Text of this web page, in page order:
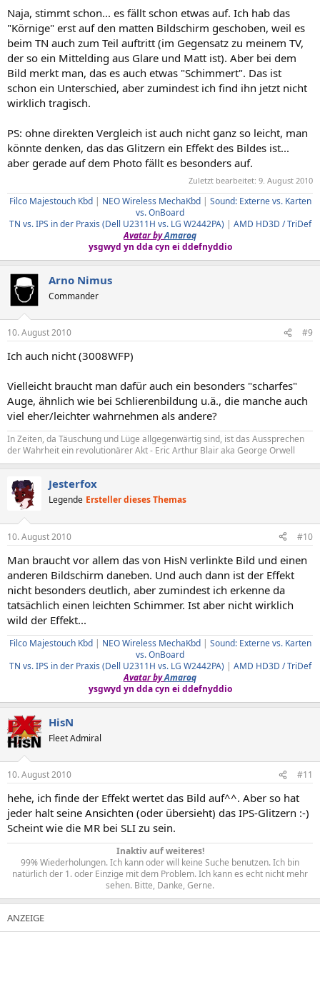
Naja, stimmt schon... es fällt schon etwas auf. Ich hab das
"Körnige" erst auf den matten Bildschirm geschoben, weil es
beim TN auch zum Teil auftritt (im Gegensatz zu meinem TV,
der so ein Mittelding aus Glare und Matt ist). Aber bei dem
Bild merkt man, das es auch etwas "Schimmert". Das ist
schon ein Unterschied, aber zumindest ich find ihn jetzt nicht
wirklich tragisch.
PS: ohne direkten Vergleich ist auch nicht ganz so leicht, man
könnte denken, das das Glitzern ein Effekt des Bildes ist...
aber gerade auf dem Photo fällt es besonders auf.
Zuletzt bearbeitet: 9. August 2010
Filco Majestouch Kbd| NEO Wireless MechaKbd| Sound: Externe vs. Karten
vs. OnBoard
TN vs. IPS in der Praxis (Dell U2311H vs. LG W2442PA) | AMD HD3D / TriDef
Avatar byAmaroq
ysgwyd yn dda cyn ei ddefnyddio
Arno Nimus
Commander
10. August 2010 #9
Ich auch nicht (3008WFP)
Vielleicht braucht man dafür auch ein besonders "scharfes"
Auge, ähnlich wie bei Schlierenbildung u.ä., die manche auch
viel eher/leichter wahrnehmen als andere?
In Zeiten, da Täuschung und Lüge allgegenwärtig sind, ist das Aussprechen
der Wahrheit ein revolutionärer Akt - Eric Arthur Blair aka George Orwell
Jesterfox
Legende Ersteller dieses Themas
10. August 2010 #10
Man braucht vor allem das von HisN verlinkte Bild und einen
anderen Bildschirm daneben. Und auch dann ist der Effekt
nicht besonders deutlich, aber zumindest ich erkenne da
tatsächlich einen leichten Schimmer. Ist aber nicht wirklich
wild der Effekt...
Filco Majestouch Kbd| NEO Wireless MechaKbd| Sound: Externe vs. Karten
vs. OnBoard
TN vs. IPS in der Praxis (Dell U2311H vs. LG W2442PA) | AMD HD3D / TriDef
Avatar byAmaroq
ysgwyd yn dda cyn ei ddefnyddio
HisN
Fleet Admiral
10. August 2010 #11
hehe, ich finde der Effekt wertet das Bild auf^^. Aber so hat
jeder halt seine Ansichten (oder übersieht) das IPS-Glitzern :-)
Scheint wie die MR bei SLI zu sein.
Inaktiv auf weiteres!
99% Wiederholungen. Ich kann oder will keine Suche benutzen. Ich bin
natürlich der 1. oder Einzige mit dem Problem. Ich kann es echt nicht mehr
sehen. Bitte, Danke, Gerne.​